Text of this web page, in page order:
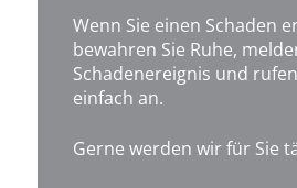
Wenn Sie einen Schaden
bewahren Sie Ruhe,
Schadenereignis und
einfach an.
Gerne werden wir für Sie